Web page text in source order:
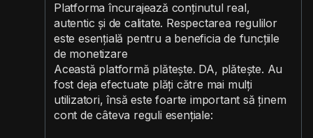
Platforma încurajează conținutul real,
autentic și de calitate. Respectarea regulilor
este esențială pentru a beneficia de funcțiile
de monetizare
Această platformă plătește. DA, plătește. Au
fost deja efectuate plăți către mai mulți
utilizatori, însă este foarte important să ținem
cont de câteva reguli esențiale: